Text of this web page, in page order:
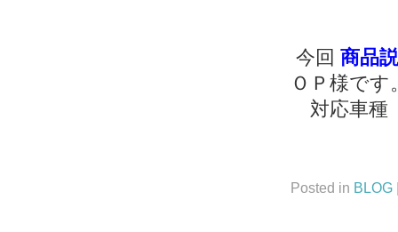
今回 商品
ＯＰ様です
対応車種
Posted in BLOG